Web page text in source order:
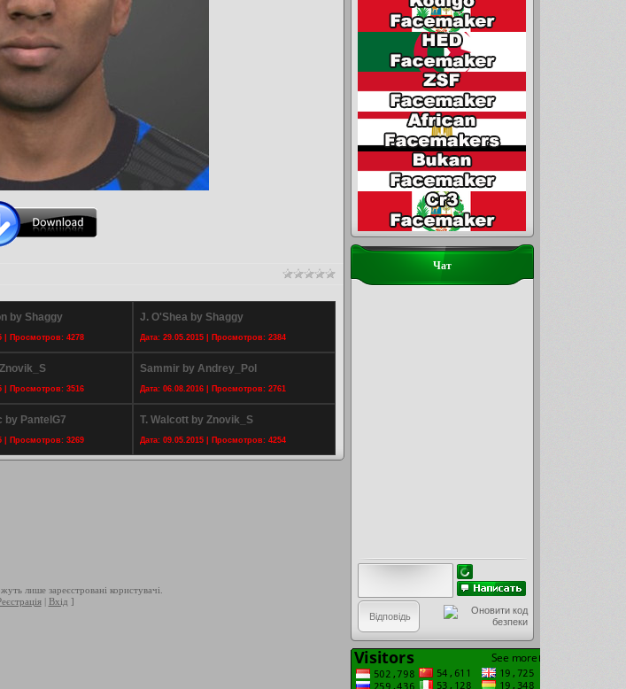
by Shaggy
| Просмотров: 4278
J. O'Shea by Shaggy
Дата: 29.05.2015 | Просмотров: 2384
| Просмотров: 3516
Sammir by Andrey_Pol
Дата: 06.08.2016 | Просмотров: 2761
by PantelG7
| Просмотров: 3269
T. Walcott by Znovik_S
Дата: 09.05.2015 | Просмотров: 4254
лише зареєстровані користувачі.
| Вхід ]
Чат